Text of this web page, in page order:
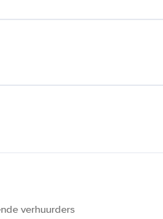
verhuurders